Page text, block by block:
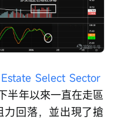
Select Sector
半年以來一直在走區
回落，並出現了搶